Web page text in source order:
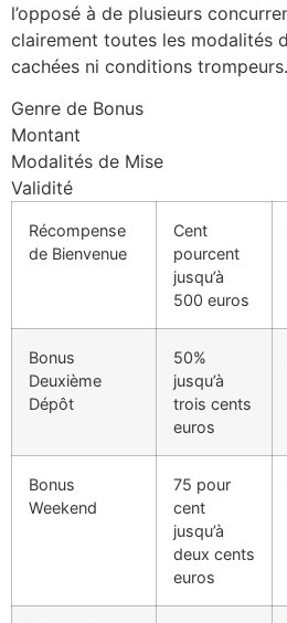
l’opposé à de plusieurs
clairement toutes les modalités
cachées ni conditions trompeurs.
Genre de Bonus
Montant
Modalités de Mise
Validité
Récompense
de Bienvenue
Cent
pourcent
jusqu’à
500 euros
Bonus
Deuxième
Dépôt
50%
jusqu’à
trois cents
euros
Bonus
Weekend
75 pour
cent
jusqu’à
deux cents
euros